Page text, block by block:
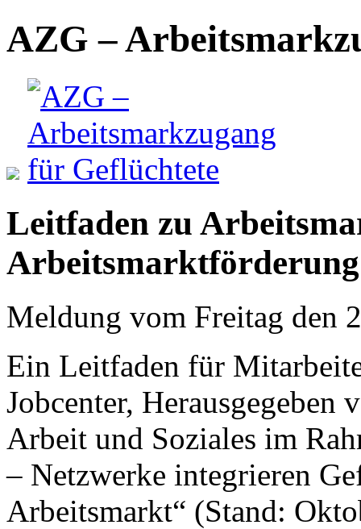
AZG –
Leitfaden zu
Meldung vom Freitag den
Ein Leitfaden für
Jobcenter,
Arbeit und Soziales im
– Netzwerke integrieren
Arbeitsmarkt“ (Stand: